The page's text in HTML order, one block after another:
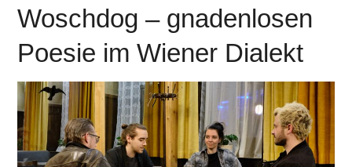
RESERVIERUNG
ÜBER EINEDRAHN
Woschdog – gnadenlosen
Poesie im Wiener Dialekt